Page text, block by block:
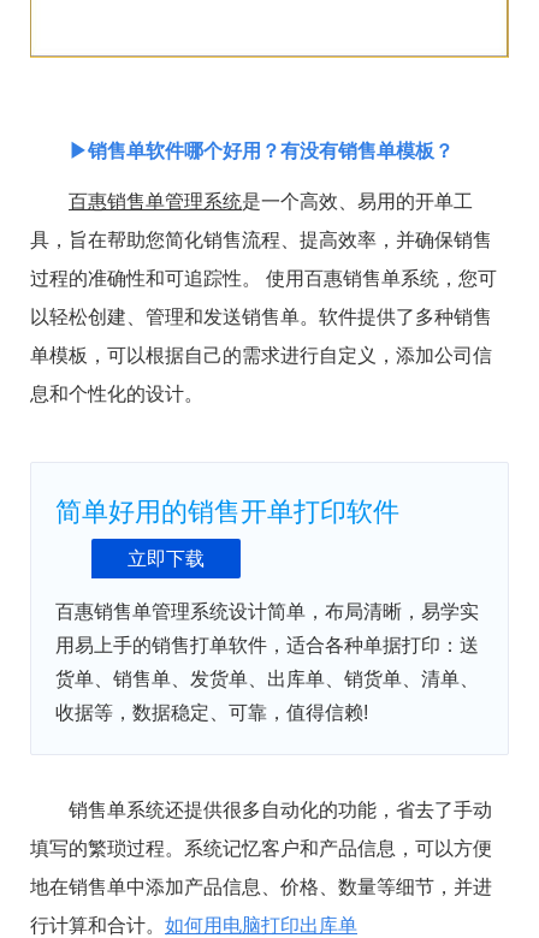
▶销售单软件哪个好用？有没有销售单模板？
百惠销售单管理系统是一个高效、易用的开单工
具，旨在帮助您简化销售流程、提高效率，并确保销售
过程的准确性和可追踪性。 使用百惠销售单系统，您可
以轻松创建、管理和发送销售单。软件提供了多种销售
单模板，可以根据自己的需求进行自定义，添加公司信
息和个性化的设计。
简单好用的销售开单打印软件
立即下载
百惠销售单管理系统设计简单，布局清晰，易学实
用易上手的销售打单软件，适合各种单据打印：送
货单、销售单、发货单、出库单、销货单、清单、
收据等，数据稳定、可靠，值得信赖!
销售单系统还提供很多自动化的功能，省去了手动
填写的繁琐过程。系统记忆客户和产品信息，可以方便
地在销售单中添加产品信息、价格、数量等细节，并进
行计算和合计。 如何用电脑打印出库单